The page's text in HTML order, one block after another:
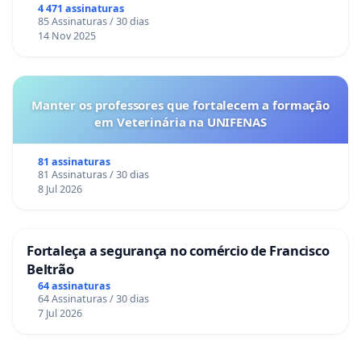
4 471 assinaturas
85 Assinaturas / 30 dias
14 Nov 2025
Manter os professores que fortalecem a formação
em Veterinária na UNIFENAS
81 assinaturas
81 Assinaturas / 30 dias
8 Jul 2026
Fortaleça a segurança no comércio de Francisco
Beltrão
64 assinaturas
64 Assinaturas / 30 dias
7 Jul 2026